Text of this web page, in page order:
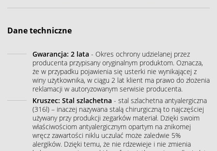
Dane techniczne
Gwarancja: 2 lata - Okres ochrony udzielanej przez
producenta przypisany oryginalnym produktom. Oznacza,
że w przypadku pojawienia się usterki nie wynikającej z
winy użytkownika, w ciągu 2 lat klient ma prawo do złożenia
reklamacji w autoryzowanym serwisie producenta.
Kruszec: Stal szlachetna - stal szlachetna antyalergiczna
(316l) – inaczej nazywana stalą chirurgiczną to najczęściej
używany przy produkcji zegarków materiał. Dzięki swoim
właściwościom antyalergicznym opartym na znikomej
wręcz zawartości niklu uczulać może zaledwie 5%
alergików. Dzięki temu, że nie rdzewieje i nie zmienia